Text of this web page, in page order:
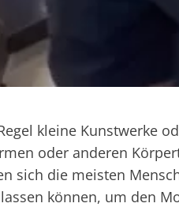
kleine Kunstwerke
oder anderen
sich die meisten
können, um den